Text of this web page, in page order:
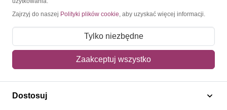
Moje konto
Mój koszyk
Adres dostawy
Polecamy
Zajrzyj do naszej Polityki plików cookie, aby uzyskać więcej informacji.
Tylko niezbędne
Zaakceptuj wszystko
Dostosuj